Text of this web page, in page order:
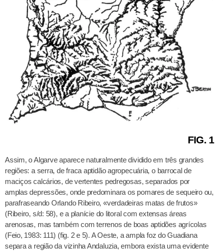
FIG. 1
Assim, o Algarve aparece naturalmente dividido em três grandes
regiões: a serra, de fraca aptidão agropecuária, o barrocal de
maciços calcários, de vertentes pedregosas, separados por
amplas depressões, onde predominara os pomares de sequeiro ou,
parafraseando Orlando Ribeiro, «verdadeiras matas de frutos»
(Ribeiro, s/d: 58), e a planície do litoral com extensas áreas
arenosas, mas também com terrenos de boas aptidões agrícolas
(Feio, 1983: 111) (fig. 2 e 5). A Oeste, a ampla foz do Guadiana
separa a região da vizinha Andaluzia, embora exista uma evidente